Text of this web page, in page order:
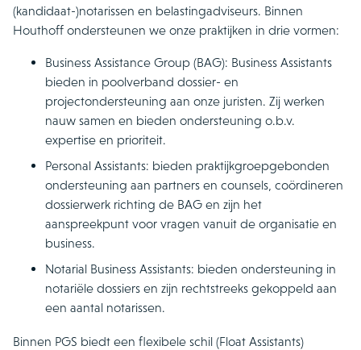
(kandidaat-)notarissen en belastingadviseurs. Binnen
Houthoff ondersteunen we onze praktijken in drie vormen:
Business Assistance Group (BAG): Business Assistants
bieden in poolverband dossier- en
projectondersteuning aan onze juristen. Zij werken
nauw samen en bieden ondersteuning o.b.v.
expertise en prioriteit.
Personal Assistants: bieden praktijkgroepgebonden
ondersteuning aan partners en counsels, coördineren
dossierwerk richting de BAG en zijn het
aanspreekpunt voor vragen vanuit de organisatie en
business.
Notarial Business Assistants: bieden ondersteuning in
notariële dossiers en zijn rechtstreeks gekoppeld aan
een aantal notarissen.
Binnen PGS biedt een flexibele schil (Float Assistants)